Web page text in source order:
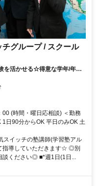
グループ / スクール
活かせる☆得意な学年/年次
(時間・曜日応相談) ＜勤務
日90分からOK 平日のみOK 土
イッチの塾講師(学習塾アル
導していただきます☆ ◎別
ください◎ ■*週1日(1日...